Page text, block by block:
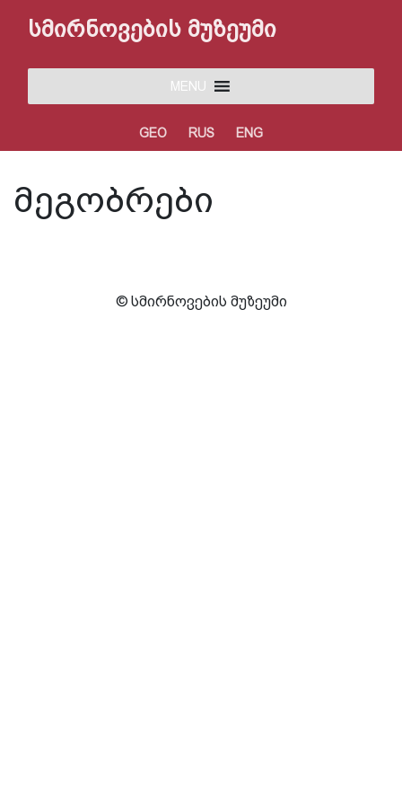
სმირნოვების მუზეუმი
MENU
GEO RUS ENG
მეგობრები
© სმირნოვების მუზეუმი